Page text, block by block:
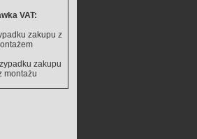
VAT:
zakupu z
zakupu
montażu